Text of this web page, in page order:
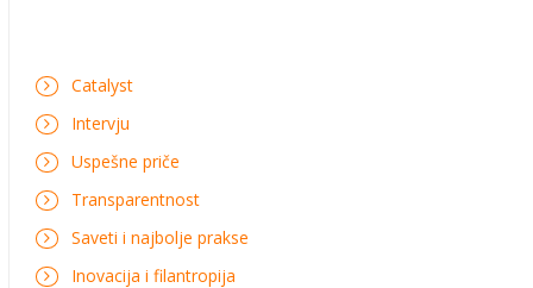
Catalyst
Intervju
Uspešne priče
Transparentnost
Saveti i najbolje prakse
Inovacija i filantropija